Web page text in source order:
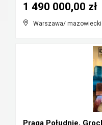
Warszawa/
1 490 000,00 zł
Praga Południe,